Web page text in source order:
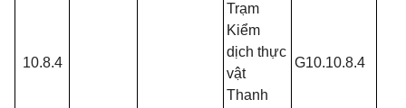
10.8.4
Trạm
Kiểm
dịch thực
vật
Thanh
G10.10.8.4